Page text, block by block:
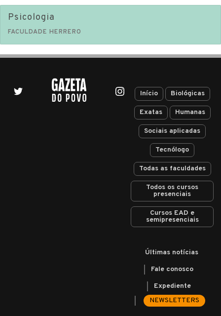
Psicologia
FACULDADE HERRERO
Início Biológicas
Exatas Humanas
Sociais aplicadas
Tecnólogo
Todas as faculdades
Todos os cursos
presenciais
Cursos EAD e
semipresenciais
Últimas notícias
Fale conosco
Expediente
NEWSLETTERS